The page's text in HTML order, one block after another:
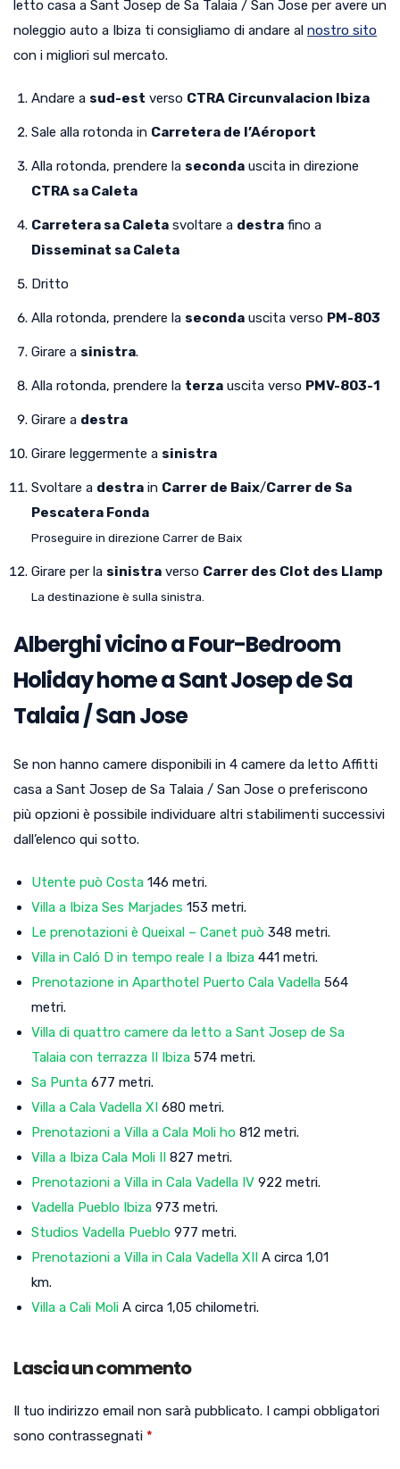
letto casa a Sant Josep de Sa Talaia / San Jose per avere un
noleggio auto a Ibiza ti consigliamo di andare al nostro sito
con i migliori sul mercato.
Andare a sud-est verso CTRA Circunvalacion Ibiza
Sale alla rotonda in Carretera de l’Aéroport
Alla rotonda, prendere la seconda uscita in direzione
CTRA sa Caleta
Carretera sa Caleta svoltare a destra fino a
Disseminat sa Caleta
Dritto
Alla rotonda, prendere la seconda uscita verso PM-803
Girare a sinistra.
Alla rotonda, prendere la terza uscita verso PMV-803-1
Girare a destra
Girare leggermente a sinistra
Svoltare a destra in Carrer de Baix/Carrer de Sa
Pescatera Fonda
Proseguire in direzione Carrer de Baix
Girare per la sinistra verso Carrer des Clot des Llamp
La destinazione è sulla sinistra.
Alberghi vicino a Four-Bedroom
Holiday home a Sant Josep de Sa
Talaia / San Jose
Se non hanno camere disponibili in 4 camere da letto Affitti
casa a Sant Josep de Sa Talaia / San Jose o preferiscono
più opzioni è possibile individuare altri stabilimenti successivi
dall’elenco qui sotto.
Utente può Costa 146 metri.
Villa a Ibiza Ses Marjades 153 metri.
Le prenotazioni è Queixal – Canet può 348 metri.
Villa in Caló D in tempo reale I a Ibiza 441 metri.
Prenotazione in Aparthotel Puerto Cala Vadella 564
metri.
Villa di quattro camere da letto a Sant Josep de Sa
Talaia con terrazza II Ibiza 574 metri.
Sa Punta 677 metri.
Villa a Cala Vadella XI 680 metri.
Prenotazioni a Villa a Cala Moli ho 812 metri.
Villa a Ibiza Cala Moli II 827 metri.
Prenotazioni a Villa in Cala Vadella IV 922 metri.
Vadella Pueblo Ibiza 973 metri.
Studios Vadella Pueblo 977 metri.
Prenotazioni a Villa in Cala Vadella XII A circa 1,01
km.
Villa a Cali Moli A circa 1,05 chilometri.
Lascia un commento
Il tuo indirizzo email non sarà pubblicato. I campi obbligatori
sono contrassegnati *